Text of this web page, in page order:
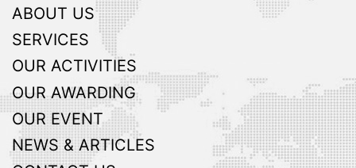
ABOUT US
SERVICES
OUR ACTIVITIES
OUR AWARDING
OUR EVENT
NEWS & ARTICLES